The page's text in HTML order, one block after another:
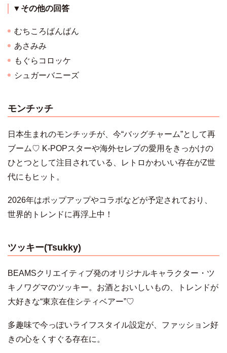
▼その他の回答
むちころばんばん
あさみみ
もぐらコロッケ
シュガーバニーズ
モンチッチ
日本生まれのモンチッチが、今“バッグチャーム”として再
ブーム♡ K-POPスターや海外セレブの愛用をきっかけの
ひとつとして注目されている、レトロかわいい存在がZ世
代にもヒット。
2026年はポップアップやコラボなどが予定されており、
世界的トレンドに再浮上中！
ツッキー(Tsukky)
BEAMSクリエイティブ発のオリジナルキャラクター・ツ
キノワグマのツッキー。お酒とおいしいもの、トレンドが
大好きな“東京在住シティベアー”♡
多趣味で今っぽいライフスタイル設定が、ファッション好
きの心をくすぐる存在に。